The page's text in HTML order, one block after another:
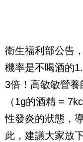
衛生福利部公告
機率是不喝酒的
3倍！高敏敏營
（1g的酒精 =
性發炎的狀態，
此，建議大家放